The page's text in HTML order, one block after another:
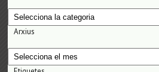
Categories
Arxius
Arxius